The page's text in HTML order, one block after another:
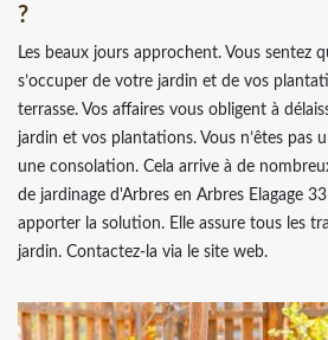
?
Les beaux jours approchent. Vous sentez
s’occuper de votre jardin et de vos
terrasse. Vos affaires vous obligent à
jardin et vos plantations. Vous n’êtes pas
une consolation. Cela arrive à de
de jardinage d'Arbres en Arbres Elagage
apporter la solution. Elle assure tous les
jardin. Contactez-la via le site web.